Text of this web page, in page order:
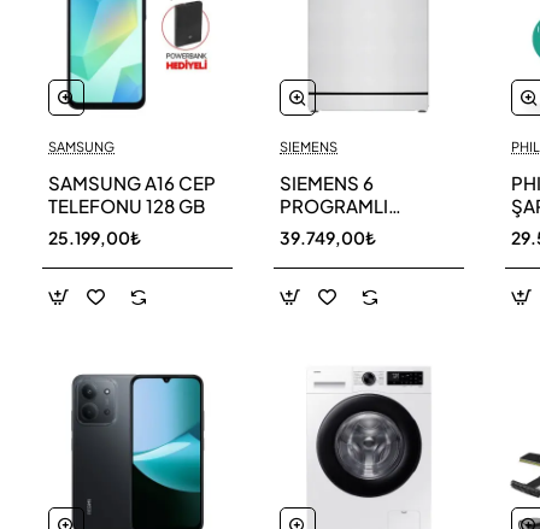
SAMSUNG
SAMSUNG A16 CEP
TELEFONU 128 GB
25.199,00₺
SIEMENS
SIEMENS 6
PROGRAMLI
BULAŞIK MAKİNESİ
SN216W00DT
39.749,00₺
11